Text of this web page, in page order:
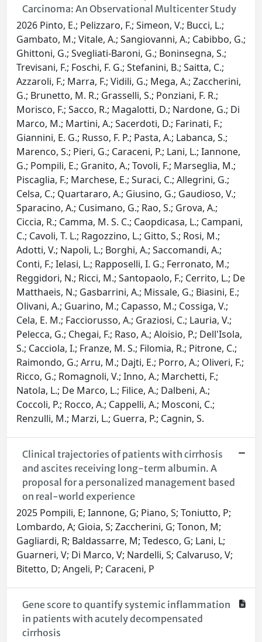
Carcinoma: An Observational Multicenter Study
2026 Pinto, E.; Pelizzaro, F.; Simeon, V.; Bucci, L.;
Gambato, M.; Vitale, A.; Sangiovanni, A.; Cabibbo, G.;
Ghittoni, G.; Svegliati-Baroni, G.; Boninsegna, S.;
Trevisani, F.; Foschi, F. G.; Stefanini, B.; Saitta, C.;
Azzaroli, F.; Marra, F.; Vidili, G.; Mega, A.; Zaccherini,
G.; Brunetto, M. R.; Grasselli, S.; Ponziani, F. R.;
Morisco, F.; Sacco, R.; Magalotti, D.; Nardone, G.; Di
Marco, M.; Martini, A.; Sacerdoti, D.; Farinati, F.;
Giannini, E. G.; Russo, F. P.; Pasta, A.; Labanca, S.;
Marenco, S.; Pieri, G.; Caraceni, P.; Lani, L.; Iannone,
G.; Pompili, E.; Granito, A.; Tovoli, F.; Marseglia, M.;
Piscaglia, F.; Marchese, E.; Suraci, C.; Allegrini, G.;
Celsa, C.; Quartararo, A.; Giusino, G.; Gaudioso, V.;
Sparacino, A.; Cusimano, G.; Rao, S.; Grova, A.;
Ciccia, R.; Camma, M. S. C.; Caopdicasa, L.; Campani,
C.; Cavoli, T. L.; Ragozzino, L.; Gitto, S.; Rosi, M.;
Adotti, V.; Napoli, L.; Borghi, A.; Saccomandi, A.;
Conti, F.; Ielasi, L.; Rapposelli, I. G.; Ferronato, M.;
Reggidori, N.; Ricci, M.; Santopaolo, F.; Cerrito, L.; De
Matthaeis, N.; Gasbarrini, A.; Missale, G.; Biasini, E.;
Olivani, A.; Guarino, M.; Capasso, M.; Cossiga, V.;
Cela, E. M.; Facciorusso, A.; Graziosi, C.; Lauria, V.;
Pelecca, G.; Chegai, F.; Raso, A.; Aloisio, P.; Dell'Isola,
S.; Cacciola, I.; Franze, M. S.; Filomia, R.; Pitrone, C.;
Raimondo, G.; Arru, M.; Dajti, E.; Porro, A.; Oliveri, F.;
Ricco, G.; Romagnoli, V.; Inno, A.; Marchetti, F.;
Natola, L.; De Marco, L.; Filice, A.; Dalbeni, A.;
Coccoli, P.; Rocco, A.; Cappelli, A.; Mosconi, C.;
Renzulli, M.; Marzi, L.; Guerra, P.; Cagnin, S.
Clinical trajectories of patients with cirrhosis
and ascites receiving long-term albumin. A
proposal for a personalized management based
on real-world experience
2025 Pompili, E; Iannone, G; Piano, S; Toniutto, P;
Lombardo, A; Gioia, S; Zaccherini, G; Tonon, M;
Gagliardi, R; Baldassarre, M; Tedesco, G; Lani, L;
Guarneri, V; Di Marco, V; Nardelli, S; Calvaruso, V;
Bitetto, D; Angeli, P; Caraceni, P
Gene score to quantify systemic inflammation
in patients with acutely decompensated
cirrhosis